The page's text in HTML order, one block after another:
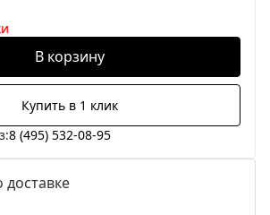
В корзину
Купить в 1 клик
8 (495) 532-08-95